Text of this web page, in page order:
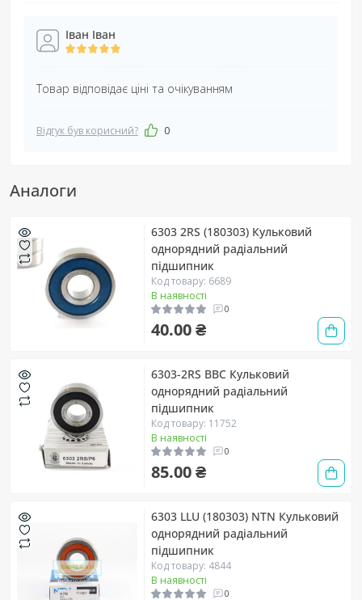
Іван Іван
Товар відповідає ціні та очікуванням
Відгук був корисний? 0
Аналоги
6303 2RS (180303) Кульковий
однорядний радіальний
підшипник
Код товару: 6689
В наявності
0
40.00 ₴
6303-2RS BBC Кульковий
однорядний радіальний
підшипник
Код товару: 11752
В наявності
0
85.00 ₴
6303 LLU (180303) NTN Кульковий
однорядний радіальний
підшипник
Код товару: 4844
В наявності
0